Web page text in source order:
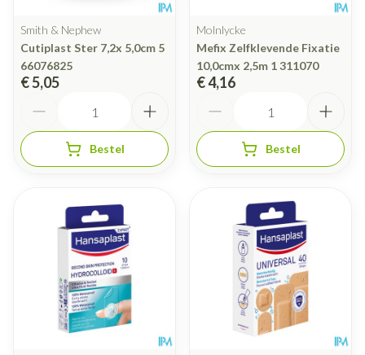
Smith & Nephew
Cutiplast Ster 7,2x 5,0cm 5
66076825
€ 5,05
Bestel
Molnlycke
Mefix Zelfklevende Fixatie
10,0cmx 2,5m 1 311070
€ 4,16
Bestel